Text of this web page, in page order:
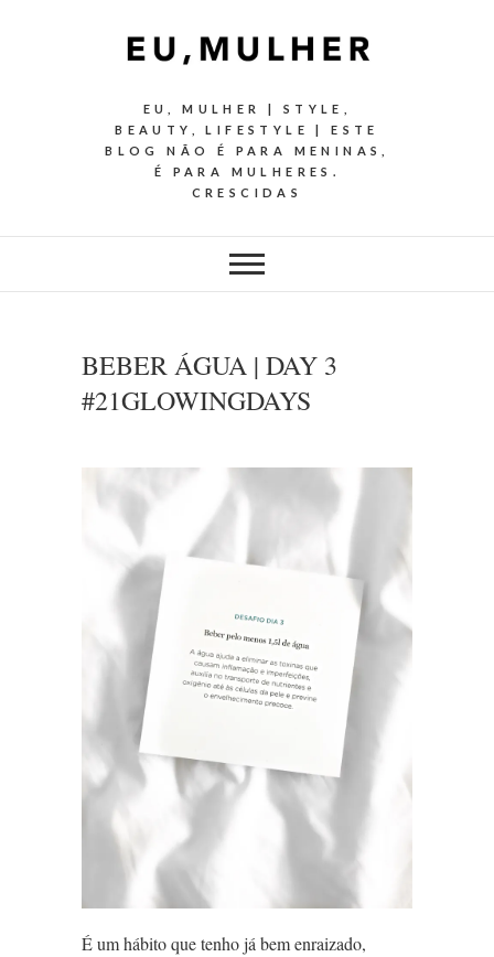
EU, MULHER | STYLE,
BEAUTY, LIFESTYLE | ESTE
BLOG NÃO É PARA MENINAS,
É PARA MULHERES.
CRESCIDAS
BEBER ÁGUA | DAY 3
#21GLOWINGDAYS
É um hábito que tenho já bem enraizado,